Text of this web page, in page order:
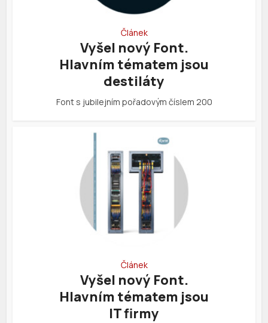
Článek
Vyšel nový Font.
Hlavním tématem jsou
destiláty
Font s jubilejním pořadovým číslem 200
Článek
Vyšel nový Font.
Hlavním tématem jsou
IT firmy